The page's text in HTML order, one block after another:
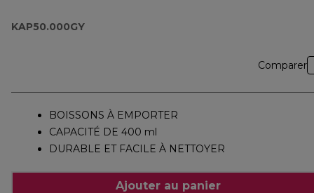
KAP50.000GY
Comparer
BOISSONS À EMPORTER
CAPACITÉ DE 400 ml
DURABLE ET FACILE À NETTOYER
Ajouter au panier